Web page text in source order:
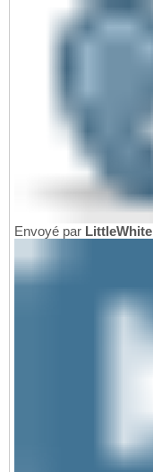
Envoyé par LittleWhite